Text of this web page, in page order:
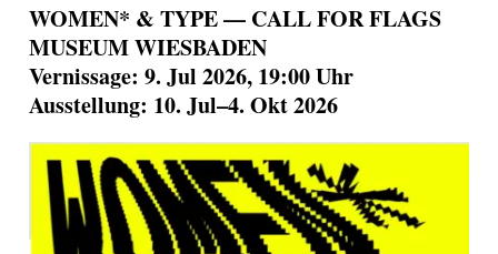
WOMEN* & TYPE — CALL FOR FLAGS
MUSEUM WIESBADEN
Vernissage: 9. Jul 2026, 19:00 Uhr
Ausstellung: 10. Jul–4. Okt 2026